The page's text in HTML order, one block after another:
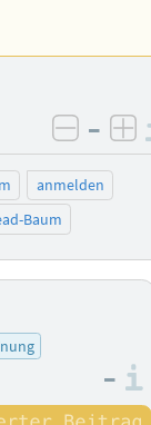
–
anmelden
Baum
–